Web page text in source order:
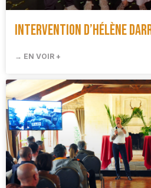
Intervention d’Hélène
→ EN VOIR +